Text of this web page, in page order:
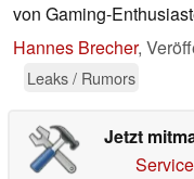
von Gaming-
Hannes Brecher,
Leaks / Rumors
Jetzt